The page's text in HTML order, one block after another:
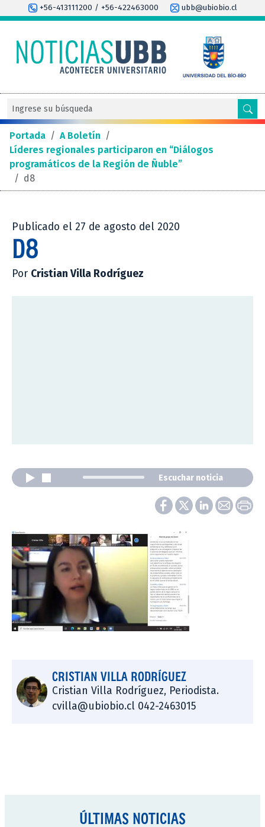
+56-413111200 / +56-422463000 ubb@ubiobio.cl
Portada / A Boletín /
Líderes regionales participaron en “Diálogos
programáticos de la Región de Ñuble”
/ d8
Publicado el 27 de agosto del 2020
D8
Por Cristian Villa Rodríguez
Escuchar noticia
CRISTIAN VILLA RODRÍGUEZ
Cristian Villa Rodríguez, Periodista.
cvilla@ubiobio.cl 042-2463015
ÚLTIMAS NOTICIAS